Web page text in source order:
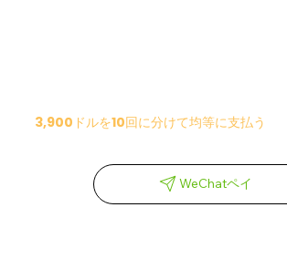
3,900ドルを10回に分けて均等に支払う
WeChatペイ